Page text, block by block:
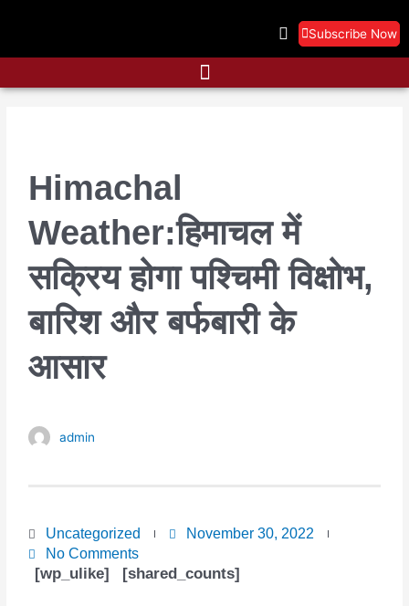
Subscribe Now
Himachal
Weather:हिमाचल में
सक्रिय होगा पश्चिमी विक्षोभ,
बारिश और बर्फबारी के
आसार
admin
Uncategorized
November 30, 2022
No Comments
[wp_ulike] [shared_counts]